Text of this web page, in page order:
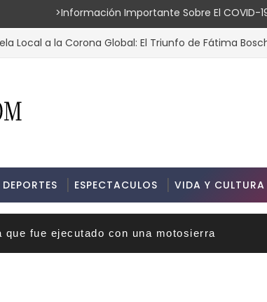
Importante Sobre El COVID-
la Corona Global: El Triunfo de Fátima Bosch en Miss
DEPORTES ESPECTACULOS VIDA Y CULTURA
fue ejecutado con una motosierra